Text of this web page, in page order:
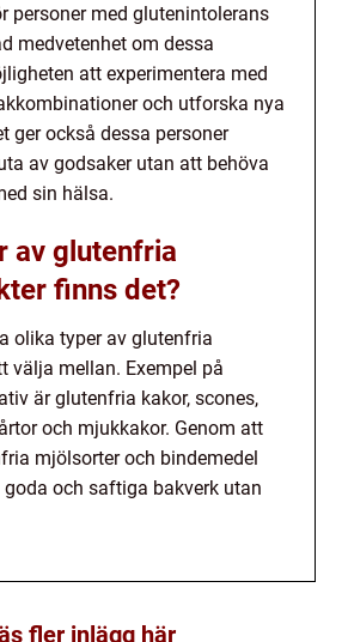
personer med glutenintolerans
medvetenhet om dessa
att experimentera med
och utforska nya
ger också dessa personer
av godsaker utan att behöva
sin hälsa.
av glutenfria
finns det?
olika typer av glutenfria
välja mellan. Exempel på
är glutenfria kakor, scones,
och mjukkakor. Genom att
mjölsorter och bindemedel
och saftiga bakverk utan
fler inlägg här